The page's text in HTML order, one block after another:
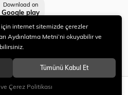
EKLE
Download on
Google play
Tüm hakları saklıdır.
internet sitemizde çerezler
Aydınlatma Metni’ni okuyabilir ve
Tümünü Kabul Et
Çerez Politikası